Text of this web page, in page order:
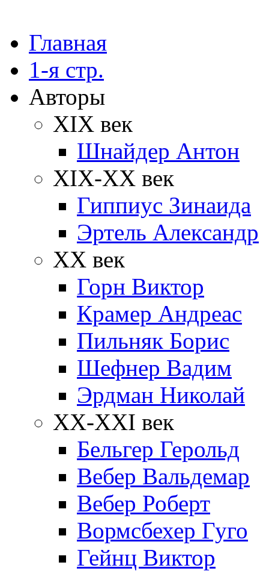
Главная
1-я стр.
Авторы
XIX век
Шнайдер Антон
XIX-XX век
Гиппиус Зинаида
Эртель Александр
XX век
Горн Виктор
Крамер Андреас
Пильняк Борис
Шефнер Вадим
Эрдман Николай
ХХ-XXI век
Бельгер Герольд
Вебер Вальдемар
Вебер Роберт
Вормсбехер Гуго
Гейнц Виктор